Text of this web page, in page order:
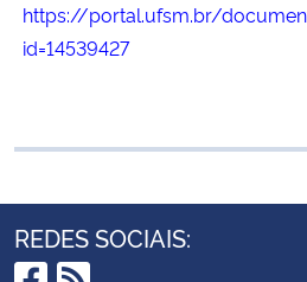
https://portal.ufsm.br/
id=14539427
REDES SOCIAIS: